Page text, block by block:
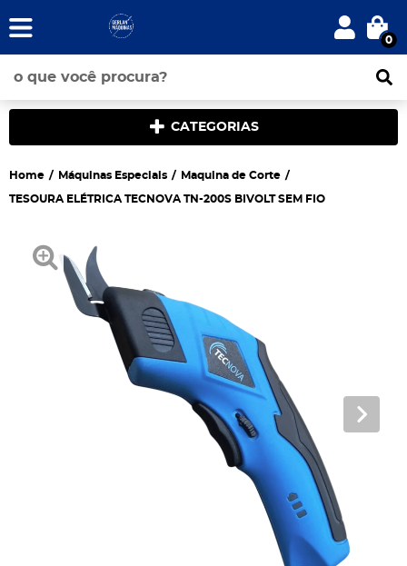
0
CATEGORIAS
Home Máquinas Especiais Maquina de Corte
TESOURA ELÉTRICA TECNOVA TN-200S BIVOLT SEM FIO